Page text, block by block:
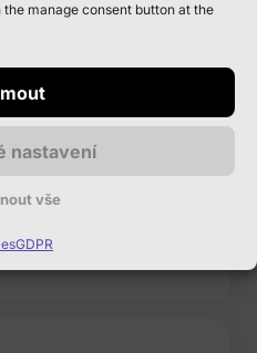
manage consent button at the
vše
nastavení
GDPR
na
a ochotu
zapálenost do práce.
výhodou.